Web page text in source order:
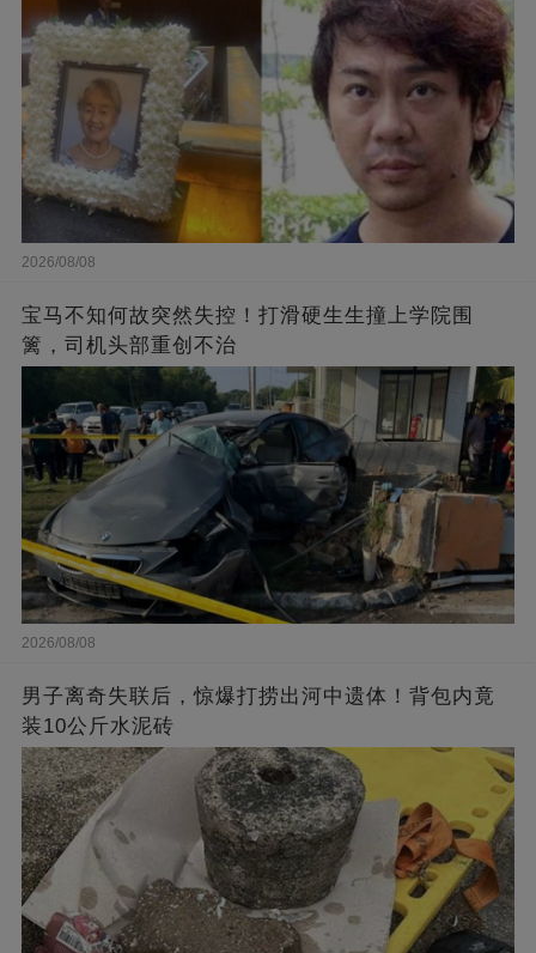
2026/08/08
宝马不知何故突然失控！打滑硬生生撞上学院围
篱，司机头部重创不治
2026/08/08
男子离奇失联后，惊爆打捞出河中遗体！背包内竟
装10公斤水泥砖